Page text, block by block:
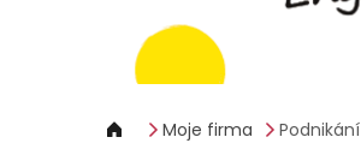
Moje firma Podnikání